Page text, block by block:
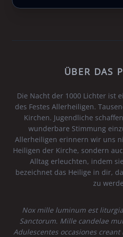
ÜBER DAS
Die Nacht der 1000 Lichter ist
des Festes Allerheiligen.
Kirchen. Jugendliche
wunderbare Stimmung
Allerheiligen erinnern wir uns
Heiligen der Kirche, sondern
Alltag erleuchten, indem
bezeichnet das Heilige in dir,
zu
Nox mille luminum est
Sanctorum. Mille candelae
Adulescentes occasiones